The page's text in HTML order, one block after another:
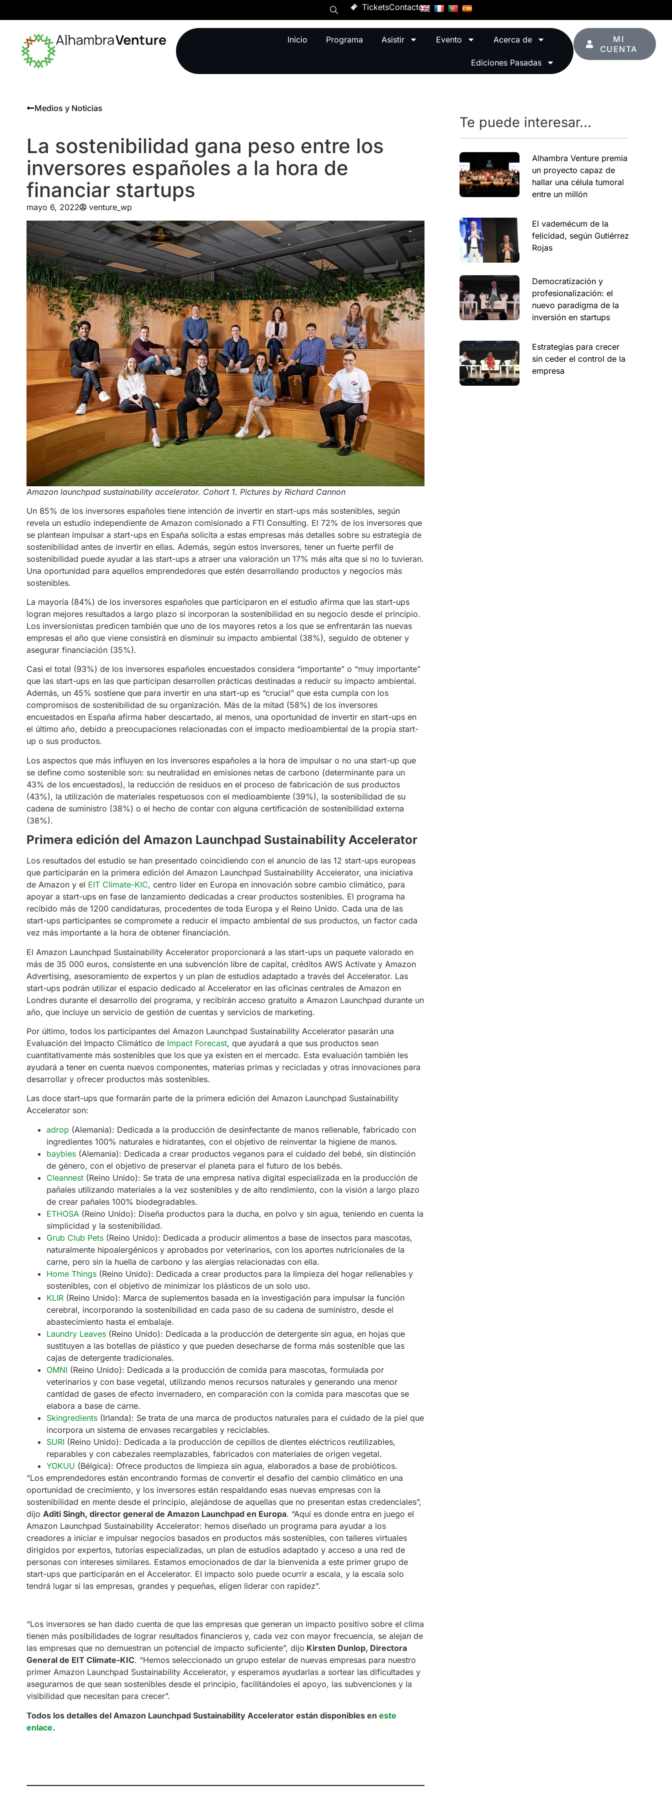
TicketsContacto
Inicio Programa Asistir Evento Acerca de
Ediciones Pasadas
MI
CUENTA
Medios y Noticias
La sostenibilidad gana peso entre los
inversores españoles a la hora de
financiar startups
mayo 6, 2022 venture_wp
Amazon launchpad sustainability accelerator. Cohort 1. Pictures by Richard Cannon
Un 85% de los inversores españoles tiene intención de invertir en start-ups más sostenibles, según
revela un estudio independiente de Amazon comisionado a FTI Consulting. El 72% de los inversores que
se plantean impulsar a start-ups en España solicita a estas empresas más detalles sobre su estrategia de
sostenibilidad antes de invertir en ellas. Además, según estos inversores, tener un fuerte perfil de
sostenibilidad puede ayudar a las start-ups a atraer una valoración un 17% más alta que si no lo tuvieran.
Una oportunidad para aquellos emprendedores que estén desarrollando productos y negocios más
sostenibles.
La mayoría (84%) de los inversores españoles que participaron en el estudio afirma que las start-ups
logran mejores resultados a largo plazo si incorporan la sostenibilidad en su negocio desde el principio.
Los inversionistas predicen también que uno de los mayores retos a los que se enfrentarán las nuevas
empresas el año que viene consistirá en disminuir su impacto ambiental (38%), seguido de obtener y
asegurar financiación (35%).
Casi el total (93%) de los inversores españoles encuestados considera “importante” o “muy importante”
que las start-ups en las que participan desarrollen prácticas destinadas a reducir su impacto ambiental.
Además, un 45% sostiene que para invertir en una start-up es “crucial” que esta cumpla con los
compromisos de sostenibilidad de su organización. Más de la mitad (58%) de los inversores
encuestados en España afirma haber descartado, al menos, una oportunidad de invertir en start-ups en
el último año, debido a preocupaciones relacionadas con el impacto medioambiental de la propia start-
up o sus productos.
Los aspectos que más influyen en los inversores españoles a la hora de impulsar o no una start-up que
se define como sostenible son: su neutralidad en emisiones netas de carbono (determinante para un
43% de los encuestados), la reducción de residuos en el proceso de fabricación de sus productos
(43%), la utilización de materiales respetuosos con el medioambiente (39%), la sostenibilidad de su
cadena de suministro (38%) o el hecho de contar con alguna certificación de sostenibilidad externa
(38%).
Primera edición del Amazon Launchpad Sustainability Accelerator
Los resultados del estudio se han presentado coincidiendo con el anuncio de las 12 start-ups europeas
que participarán en la primera edición del Amazon Launchpad Sustainability Accelerator, una iniciativa
de Amazon y el EIT Climate-KIC, centro líder en Europa en innovación sobre cambio climático, para
apoyar a start-ups en fase de lanzamiento dedicadas a crear productos sostenibles. El programa ha
recibido más de 1200 candidaturas, procedentes de toda Europa y el Reino Unido. Cada una de las
start-ups participantes se compromete a reducir el impacto ambiental de sus productos, un factor cada
vez más importante a la hora de obtener financiación.
El Amazon Launchpad Sustainability Accelerator proporcionará a las start-ups un paquete valorado en
más de 35 000 euros, consistente en una subvención libre de capital, créditos AWS Activate y Amazon
Advertising, asesoramiento de expertos y un plan de estudios adaptado a través del Accelerator. Las
start-ups podrán utilizar el espacio dedicado al Accelerator en las oficinas centrales de Amazon en
Londres durante el desarrollo del programa, y recibirán acceso gratuito a Amazon Launchpad durante un
año, que incluye un servicio de gestión de cuentas y servicios de marketing.
Por último, todos los participantes del Amazon Launchpad Sustainability Accelerator pasarán una
Evaluación del Impacto Climático de Impact Forecast, que ayudará a que sus productos sean
cuantitativamente más sostenibles que los que ya existen en el mercado. Esta evaluación también les
ayudará a tener en cuenta nuevos componentes, materias primas y recicladas y otras innovaciones para
desarrollar y ofrecer productos más sostenibles.
Las doce start-ups que formarán parte de la primera edición del Amazon Launchpad Sustainability
Accelerator son:
adrop (Alemania): Dedicada a la producción de desinfectante de manos rellenable, fabricado con
ingredientes 100% naturales e hidratantes, con el objetivo de reinventar la higiene de manos.
baybies(Alemania): Dedicada a crear productos veganos para el cuidado del bebé, sin distinción
de género, con el objetivo de preservar el planeta para el futuro de los bebés.
Cleannest(Reino Unido): Se trata de una empresa nativa digital especializada en la producción de
pañales utilizando materiales a la vez sostenibles y de alto rendimiento, con la visión a largo plazo
de crear pañales 100% biodegradables.
ETHOSA(Reino Unido): Diseña productos para la ducha, en polvo y sin agua, teniendo en cuenta la
simplicidad y la sostenibilidad.
Grub Club Pets(Reino Unido): Dedicada a producir alimentos a base de insectos para mascotas,
naturalmente hipoalergénicos y aprobados por veterinarios, con los aportes nutricionales de la
carne, pero sin la huella de carbono y las alergias relacionadas con ella.
Home Things(Reino Unido): Dedicada a crear productos para la limpieza del hogar rellenables y
sostenibles, con el objetivo de minimizar los plásticos de un solo uso.
KLIR(Reino Unido): Marca de suplementos basada en la investigación para impulsar la función
cerebral, incorporando la sostenibilidad en cada paso de su cadena de suministro, desde el
abastecimiento hasta el embalaje.
Laundry Leaves(Reino Unido): Dedicada a la producción de detergente sin agua, en hojas que
sustituyen a las botellas de plástico y que pueden desecharse de forma más sostenible que las
cajas de detergente tradicionales.
OMNI (Reino Unido): Dedicada a la producción de comida para mascotas, formulada por
veterinarios y con base vegetal, utilizando menos recursos naturales y generando una menor
cantidad de gases de efecto invernadero, en comparación con la comida para mascotas que se
elabora a base de carne.
Skingredients(Irlanda): Se trata de una marca de productos naturales para el cuidado de la piel que
incorpora un sistema de envases recargables y reciclables.
SURI (Reino Unido): Dedicada a la producción de cepillos de dientes eléctricos reutilizables,
reparables y con cabezales reemplazables, fabricados con materiales de origen vegetal.
YOKUU (Bélgica): Ofrece productos de limpieza sin agua, elaborados a base de probióticos.
“Los emprendedores están encontrando formas de convertir el desafío del cambio climático en una
oportunidad de crecimiento, y los inversores están respaldando esas nuevas empresas con la
sostenibilidad en mente desde el principio, alejándose de aquellas que no presentan estas credenciales”,
dijo Aditi Singh, director general de Amazon Launchpad en Europa. “Aquí es donde entra en juego el
Amazon Launchpad Sustainability Accelerator: hemos diseñado un programa para ayudar a los
creadores a iniciar e impulsar negocios basados ​​en productos más sostenibles, con talleres virtuales
dirigidos por expertos, tutorías especializadas, un plan de estudios adaptado y acceso a una red de
personas con intereses similares. Estamos emocionados de dar la bienvenida a este primer grupo de
start-ups que participarán en el Accelerator. El impacto solo puede ocurrir a escala, y la escala solo
tendrá lugar si las empresas, grandes y pequeñas, eligen liderar con rapidez”.
“Los inversores se han dado cuenta de que las empresas que generan un impacto positivo sobre el clima
tienen más posibilidades de lograr resultados financieros y, cada vez con mayor frecuencia, se alejan de
las empresas que no demuestran un potencial de impacto suficiente”, dijo Kirsten Dunlop, Directora
General de EIT Climate-KIC. “Hemos seleccionado un grupo estelar de nuevas empresas para nuestro
primer Amazon Launchpad Sustainability Accelerator, y esperamos ayudarlas a sortear las dificultades y
asegurarnos de que sean sostenibles desde el principio, facilitándoles el apoyo, las subvenciones y la
visibilidad que necesitan para crecer”.
Todos los detalles del Amazon Launchpad Sustainability Accelerator están disponibles en este
enlace.
Te puede interesar...
Alhambra Venture premia
un proyecto capaz de
hallar una célula tumoral
entre un millón
El vademécum de la
felicidad, según Gutiérrez
Rojas
Democratización y
profesionalización: el
nuevo paradigma de la
inversión en startups
Estrategias para crecer
sin ceder el control de la
empresa